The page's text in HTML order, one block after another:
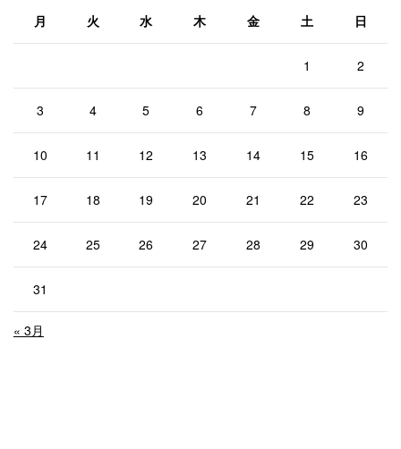
月 火 水 木 金 土 日
1 2
3 4 5 6 7 8 9
10 11 12 13 14 15 16
17 18 19 20 21 22 23
24 25 26 27 28 29 30
31
« 3月